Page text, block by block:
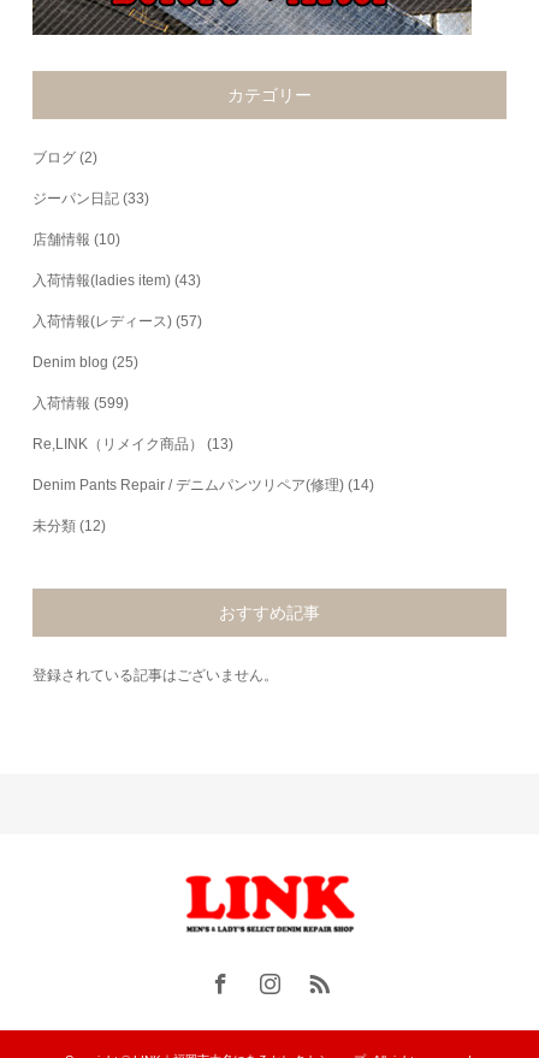
カテゴリー
ブログ (2)
ジーパン日記 (33)
店舗情報 (10)
入荷情報(ladies item) (43)
入荷情報(レディース) (57)
Denim blog (25)
入荷情報 (599)
Re,LINK（リメイク商品） (13)
Denim Pants Repair / デニムパンツリペア(修理) (14)
未分類 (12)
おすすめ記事
登録されている記事はございません。